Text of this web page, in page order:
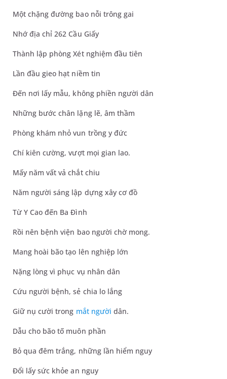
Một chặng đường bao nỗi trông gai
Nhớ địa chỉ 262 Cầu Giấy
Thành lập phòng Xét nghiệm đầu tiên
Lần đầu gieo hạt niềm tin
Đến nơi lấy mẫu, không phiền người dân
Những bước chân lặng lẽ, âm thầm
Phòng khám nhỏ vun trồng y đức
Chí kiên cường, vượt mọi gian lao.
Mấy năm vất vả chắt chiu
Năm người sáng lập dựng xây cơ đồ
Từ Y Cao đến Ba Đình
Rồi nên bệnh viện bao người chờ mong.
Mang hoài bão tạo lên nghiệp lớn
Nặng lòng vì phục vụ nhân dân
Cứu người bệnh, sẻ chia lo lắng
Giữ nụ cười trong mắt người dân.
Dẫu cho bão tố muôn phần
Bỏ qua đêm trắng, những lần hiểm nguy
Đổi lấy sức khỏe an nguy